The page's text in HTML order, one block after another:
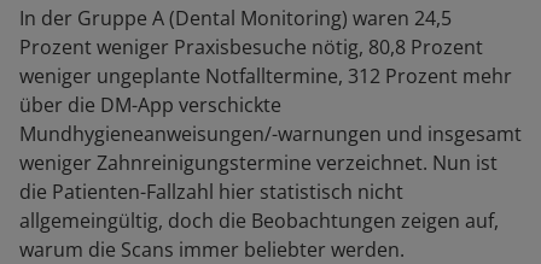
In der Gruppe A (Dental Monitoring) waren 24,5
Prozent weniger Praxisbesuche nötig, 80,8 Prozent
weniger ungeplante Notfalltermine, 312 Prozent mehr
über die DM-App verschickte
Mundhygieneanweisungen/-warnungen und insgesamt
weniger Zahnreinigungstermine verzeichnet. Nun ist
die Patienten-Fallzahl hier statistisch nicht
allgemeingültig, doch die Beobachtungen zeigen auf,
warum die Scans immer beliebter werden.